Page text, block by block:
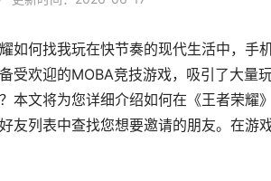
如何找我玩在快节奏的现代生活中，手
受欢迎的MOBA竞技游戏，吸引了大量
本文将为您详细介绍如何在《王者荣耀
友列表中查找您想要邀请的朋友。在